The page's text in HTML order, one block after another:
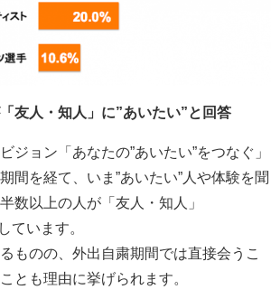
友人・知人」に”あいたい”と回答
ジョン「あなたの”あいたい”をつなぐ」
間を経て、いま”あいたい”人や体験を聞
数以上の人が「友人・知人」
ています。
ものの、外出自粛期間では直接会うこ
とも理由に挙げられます。